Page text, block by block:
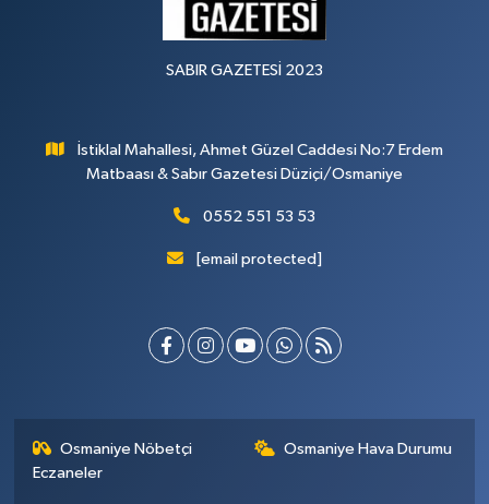
SABIR GAZETESİ 2023
İstiklal Mahallesi, Ahmet Güzel Caddesi No:7 Erdem
Matbaası & Sabır Gazetesi Düziçi/Osmaniye
0552 551 53 53
[email protected]
Osmaniye Nöbetçi
Eczaneler
Osmaniye Hava Durumu